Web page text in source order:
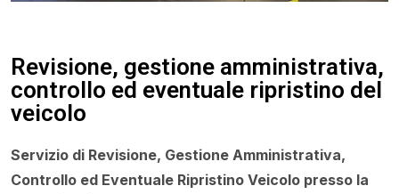
Revisione, gestione amministrativa,
controllo ed eventuale ripristino del
veicolo
Servizio di Revisione, Gestione Amministrativa,
Controllo ed Eventuale Ripristino Veicolo presso la